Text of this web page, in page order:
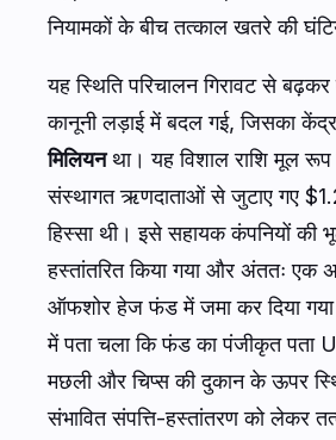
नियामकों के बीच तत्काल खतरे की
यह स्थिति परिचालन गिरावट से
कानूनी लड़ाई में बदल गई, जिसका
मिलियनथा। यह विशाल राशि मूल
संस्थागत ऋणदाताओं से जुटाए गए
हिस्सा थी। इसे सहायक कंपनियों की
हस्तांतरित किया गया और अंततः एक
ऑफशोर हेज फंड में जमा कर दिया
में पता चला कि फंड का पंजीकृत पता
मछली और चिप्स की दुकान के ऊपर
संभावित संपत्ति-हस्तांतरण को लेकर